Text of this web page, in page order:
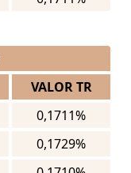
VALOR TR
0,1711%
0,1729%